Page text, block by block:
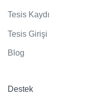
Tesis Kaydı
Tesis Girişi
Blog
Destek